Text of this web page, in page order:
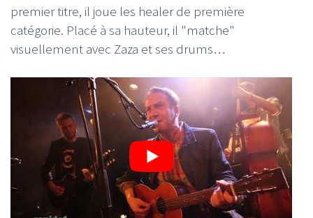
premier titre, il joue les healer de première
catégorie. Placé à sa hauteur, il "matche"
visuellement avec Zaza et ses drums…